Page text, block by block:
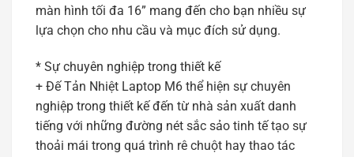
màn hình tối đa 16” mang đến cho bạn nhiều sự
lựa chọn cho nhu cầu và mục đích sử dụng.
* Sự chuyên nghiệp trong thiết kế
+ Đế Tản Nhiệt Laptop M6 thể hiện sự chuyên
nghiệp trong thiết kế đến từ nhà sản xuất danh
tiếng với những đường nét sắc sảo tinh tế tạo sự
thoải mái trong quá trình rê chuột hay thao tác